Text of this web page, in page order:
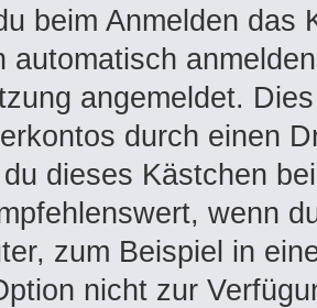
beim Anmelden das
automatisch
angemeldet.
durch einen
dieses Kästchen
wenn
zum Beispiel in
nicht zur